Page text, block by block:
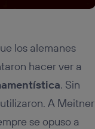
los alemanes
hacer ver a
. Sin
A Meitner
se opuso a